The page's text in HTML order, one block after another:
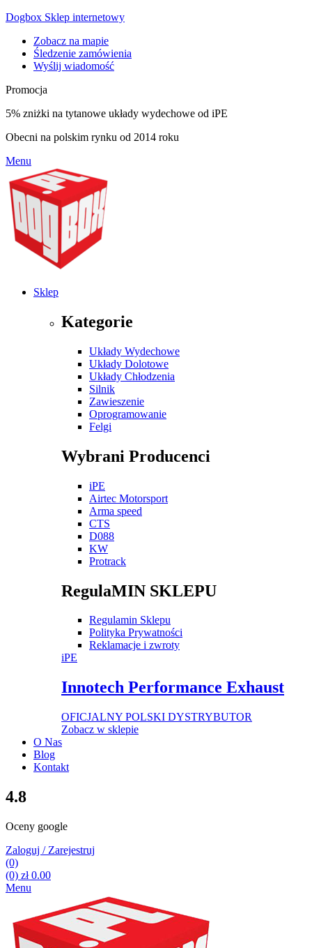
Dogbox Sklep internetowy
Zobacz na mapie
Śledzenie zamówienia
Wyślij wiadomość
Promocja
5% zniżki na tytanowe układy wydechowe od iPE
Obecni na polskim rynku od 2014 roku
Menu
Sklep
Kategorie
Układy Wydechowe
Układy Dolotowe
Układy Chłodzenia
Silnik
Zawieszenie
Oprogramowanie
Felgi
Wybrani Producenci
iPE
Airtec Motorsport
Arma speed
CTS
D088
KW
Protrack
RegulaMIN SKLEPU
Regulamin Sklepu
Polityka Prywatności
Reklamacje i zwroty
iPE
Innotech Performance Exhaust
OFICJALNY POLSKI DYSTRYBUTOR
Zobacz w sklepie
O Nas
Blog
Kontakt
4.8
Oceny google
Zaloguj / Zarejestruj
(0)
(0) zł0.00
Menu